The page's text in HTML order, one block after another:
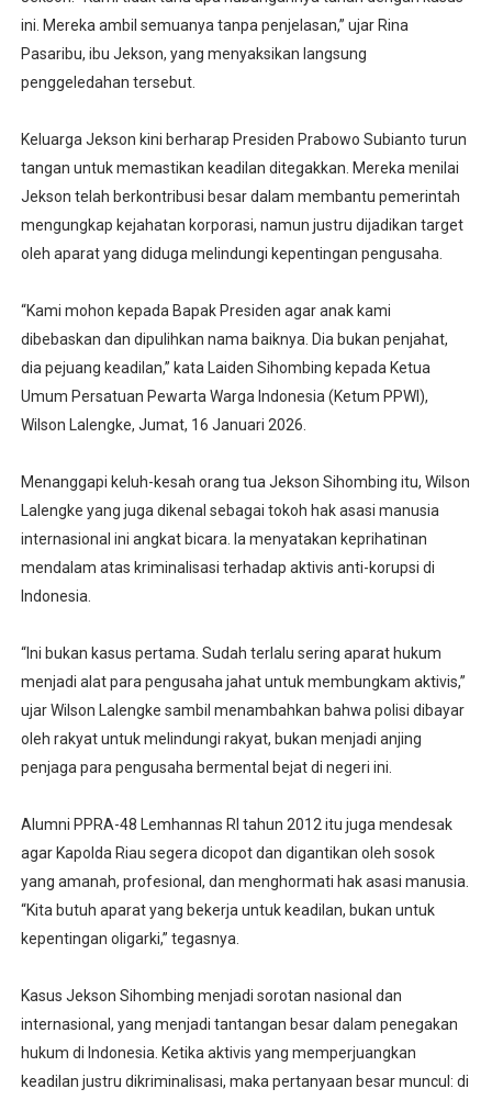
ini. Mereka ambil semuanya tanpa penjelasan,” ujar Rina
Pasaribu, ibu Jekson, yang menyaksikan langsung
penggeledahan tersebut.
Keluarga Jekson kini berharap Presiden Prabowo Subianto turun
tangan untuk memastikan keadilan ditegakkan. Mereka menilai
Jekson telah berkontribusi besar dalam membantu pemerintah
mengungkap kejahatan korporasi, namun justru dijadikan target
oleh aparat yang diduga melindungi kepentingan pengusaha.
“Kami mohon kepada Bapak Presiden agar anak kami
dibebaskan dan dipulihkan nama baiknya. Dia bukan penjahat,
dia pejuang keadilan,” kata Laiden Sihombing kepada Ketua
Umum Persatuan Pewarta Warga Indonesia (Ketum PPWI),
Wilson Lalengke, Jumat, 16 Januari 2026.
Menanggapi keluh-kesah orang tua Jekson Sihombing itu, Wilson
Lalengke yang juga dikenal sebagai tokoh hak asasi manusia
internasional ini angkat bicara. Ia menyatakan keprihatinan
mendalam atas kriminalisasi terhadap aktivis anti-korupsi di
Indonesia.
“Ini bukan kasus pertama. Sudah terlalu sering aparat hukum
menjadi alat para pengusaha jahat untuk membungkam aktivis,”
ujar Wilson Lalengke sambil menambahkan bahwa polisi dibayar
oleh rakyat untuk melindungi rakyat, bukan menjadi anjing
penjaga para pengusaha bermental bejat di negeri ini.
Alumni PPRA-48 Lemhannas RI tahun 2012 itu juga mendesak
agar Kapolda Riau segera dicopot dan digantikan oleh sosok
yang amanah, profesional, dan menghormati hak asasi manusia.
“Kita butuh aparat yang bekerja untuk keadilan, bukan untuk
kepentingan oligarki,” tegasnya.
Kasus Jekson Sihombing menjadi sorotan nasional dan
internasional, yang menjadi tantangan besar dalam penegakan
hukum di Indonesia. Ketika aktivis yang memperjuangkan
keadilan justru dikriminalisasi, maka pertanyaan besar muncul: di